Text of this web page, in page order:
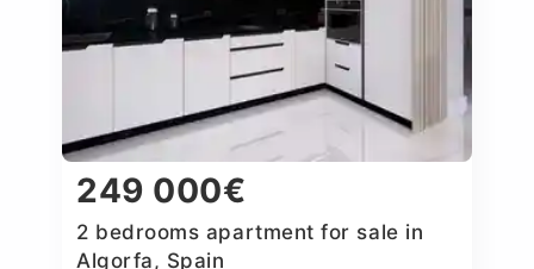
249 000€
2 bedrooms apartment for sale in
Algorfa, Spain